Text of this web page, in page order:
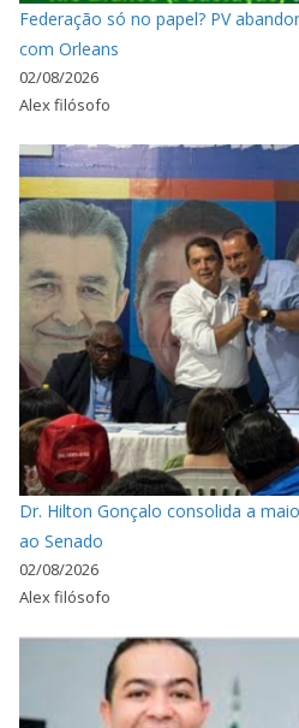
Federação só no papel? PV
com Orleans
02/08/2026
Alex filósofo
Dr. Hilton Gonçalo consolida a
ao Senado
02/08/2026
Alex filósofo